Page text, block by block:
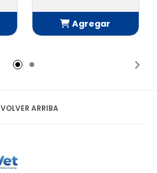
Agregar
VOLVER ARRIBA